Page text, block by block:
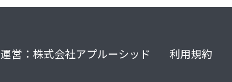
運営：株式会社アプルーシッド 利用規約